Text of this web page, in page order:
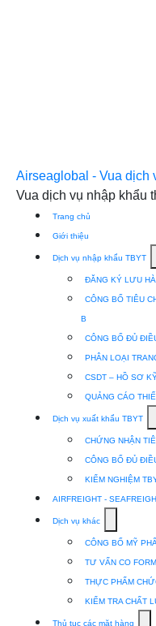
Airseaglobal - Vua dịch
Vua dịch vụ nhập khẩu
Trang chủ
Giới thiệu
Dịch vụ nhập khẩu TBYT
ĐĂNG KÝ LƯU
CÔNG BỐ TIÊU
B
CÔNG BỐ ĐỦ
PHÂN LOẠI
CSDT – HỒ SƠ
QUẢNG CÁO
Dịch vụ xuất khẩu TBYT
CHỨNG NHẬN
CÔNG BỐ ĐỦ
KIỂM NGHIỆM
AIRFREIGHT -
Dịch vụ khác
for
Dịch
vụ
CÔNG BỐ MỸ
TƯ VẤN CO
THỰC PHẨM
KIỂM TRA CHẤT
Thủ tục các mặt hàng